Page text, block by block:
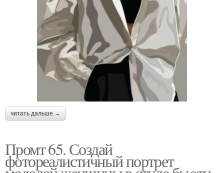
читать дальше →
Промт 65. Создай
фотореалистичный портрет